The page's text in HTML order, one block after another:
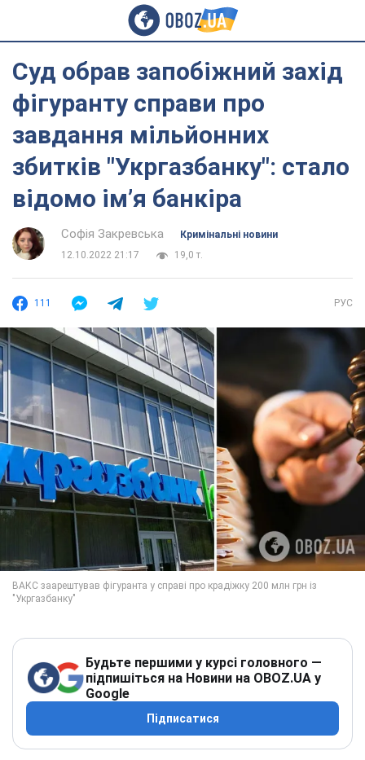
Суд обрав запобіжний захід
фігуранту справи про
завдання мільйонних
збитків "Укргазбанку": стало
відомо ім’я банкіра
Софія Закревська
Кримінальні новини
12.10.2022 21:17
19,0 т.
111 РУС
Будьте першими у курсі головного —
підпишіться на Новини на OBOZ.UA у
Google
Підписатися